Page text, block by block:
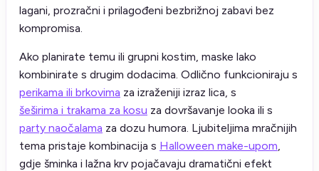
lagani, prozračni i prilagođeni bezbrižnoj zabavi bez
kompromisa.
Ako planirate temu ili grupni kostim, maske lako
kombinirate s drugim dodacima. Odlično funkcioniraju s
perikama ili brkovima za izraženiji izraz lica, s
šeširima i trakama za kosu za dovršavanje looka ili s
party naočalama za dozu humora. Ljubiteljima mračnijih
tema pristaje kombinacija s Halloween make-upom,
gdje šminka i lažna krv pojačavaju dramatični efekt